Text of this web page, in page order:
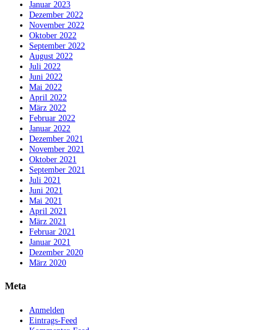
Januar 2023
Dezember 2022
November 2022
Oktober 2022
September 2022
August 2022
Juli 2022
Juni 2022
Mai 2022
April 2022
März 2022
Februar 2022
Januar 2022
Dezember 2021
November 2021
Oktober 2021
September 2021
Juli 2021
Juni 2021
Mai 2021
April 2021
März 2021
Februar 2021
Januar 2021
Dezember 2020
März 2020
Meta
Anmelden
Eintrags-Feed